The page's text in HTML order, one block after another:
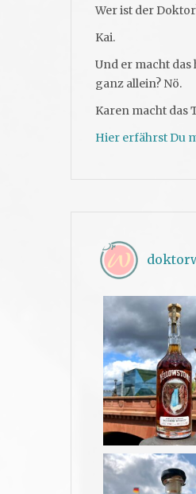
Wer ist der
Kai.
Und er macht das
ganz allein? Nö.
Karen macht das
Hier erfährst Du